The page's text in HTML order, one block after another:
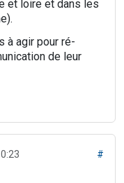
et loire et dans les
à agir pour ré-
de leur
#